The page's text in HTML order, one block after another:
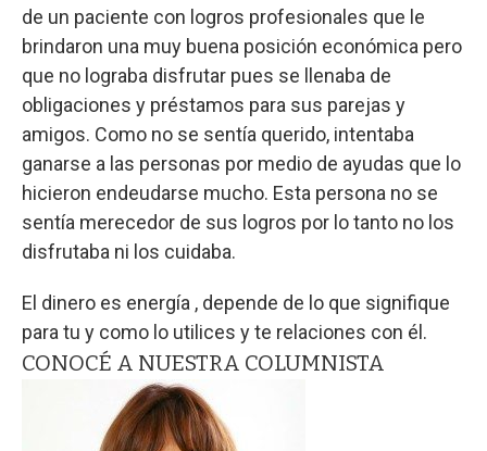
de un paciente con logros profesionales que le
brindaron una muy buena posición económica pero
que no lograba disfrutar pues se llenaba de
obligaciones y préstamos para sus parejas y
amigos. Como no se sentía querido, intentaba
ganarse a las personas por medio de ayudas que lo
hicieron endeudarse mucho. Esta persona no se
sentía merecedor de sus logros por lo tanto no los
disfrutaba ni los cuidaba.
El dinero es energía , depende de lo que signifique
para tu y como lo utilices y te relaciones con él.
CONOCÉ A NUESTRA COLUMNISTA